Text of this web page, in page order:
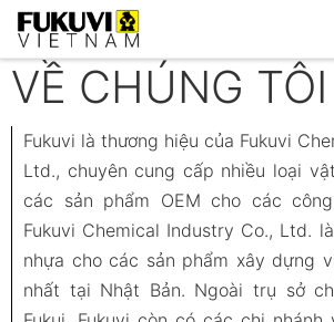
Skip to content
VỀ CHÚNG TÔI
Fukuvi là thương hiệu của Fukuvi
Ltd., chuyên cung cấp nhiều loại
các sản phẩm OEM cho các
Fukuvi Chemical Industry Co., Ltd.
nhựa cho các sản phẩm xây dựng
nhất tại Nhật Bản. Ngoài trụ sở